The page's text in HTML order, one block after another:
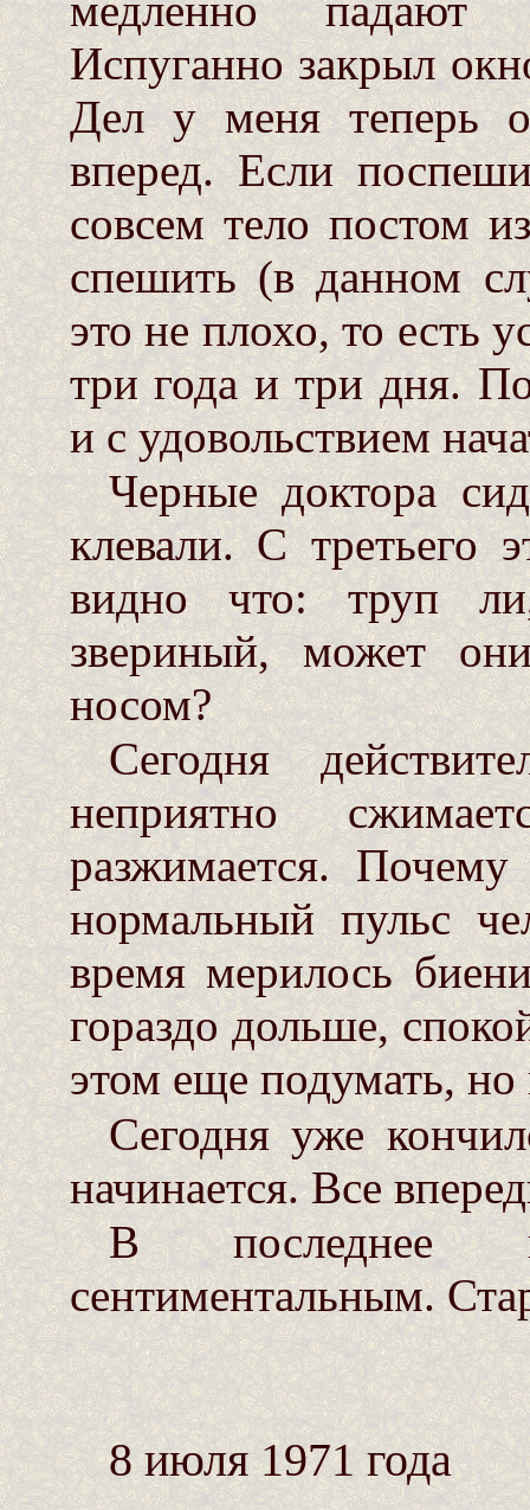
Испуганно закрыл
Дел у меня теперь
вперед. Если
совсем тело постом
спешить (в данном
это не плохо, то есть
три года и три дня.
и с удовольствием
Черные доктора
клевали. С третьего
видно что: труп
звериный, может
носом?
Сегодня
неприятно
разжимается.
нормальный пульс
время мерилось
гораздо дольше,
этом еще подумать, но
Сегодня уже
начинается. Все
В последнее
сентиментальным.
8 июля 1971 года